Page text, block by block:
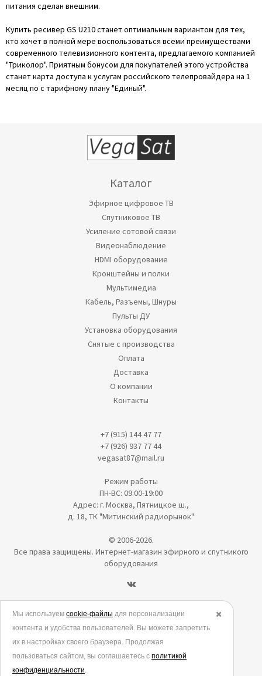
питания сделан внешним.
Купить ресивер GS U210 станет оптимальным вариантом для тех,
кто хочет в полной мере воспользоваться всеми преимуществами
современного телевизионного контента, предлагаемого компанией
"Триколор". Приятным бонусом для покупателей этого устройства
станет карта доступа к услугам российского телепровайдера на 1
месяц по с тарифному плану "Единый".
Каталог
Эфирное цифровое ТВ
Спутниковое ТВ
Усиление сотовой связи
Видеонаблюдение
HDMI оборудование
Кронштейны и полки
Мультимедиа
Кабель, Разъемы, Шнуры
Пульты ДУ
Установка оборудования
Снятые с производства
Оплата
Доставка
О компании
Контакты
+7 (915) 144 47 77
+7 (926) 937 77 44
vegasat87@mail.ru
Режим работы
ПН-ВС: 09:00-19:00
Адрес: г. Москва, Пятницкое ш.,
д. 18, ТК "Митинский радиорынок"
© 2006-2026.
Все права защищены. Интернет-магазин эфирного и спутникого
оборудования
Политика в отношении обработки персональных данных
Согласие на обработку персональных данных
Согласие на обработку данных метрическими программами
Политика использования cookies
✖️
Мы используем cookie-файлы для персонализации
контента и удобства пользователей. Вы можете запретить
их в настройках своего браузера. Продолжая
пользоваться сайтом, вы соглашаетесь с политикой
конфиденциальности.